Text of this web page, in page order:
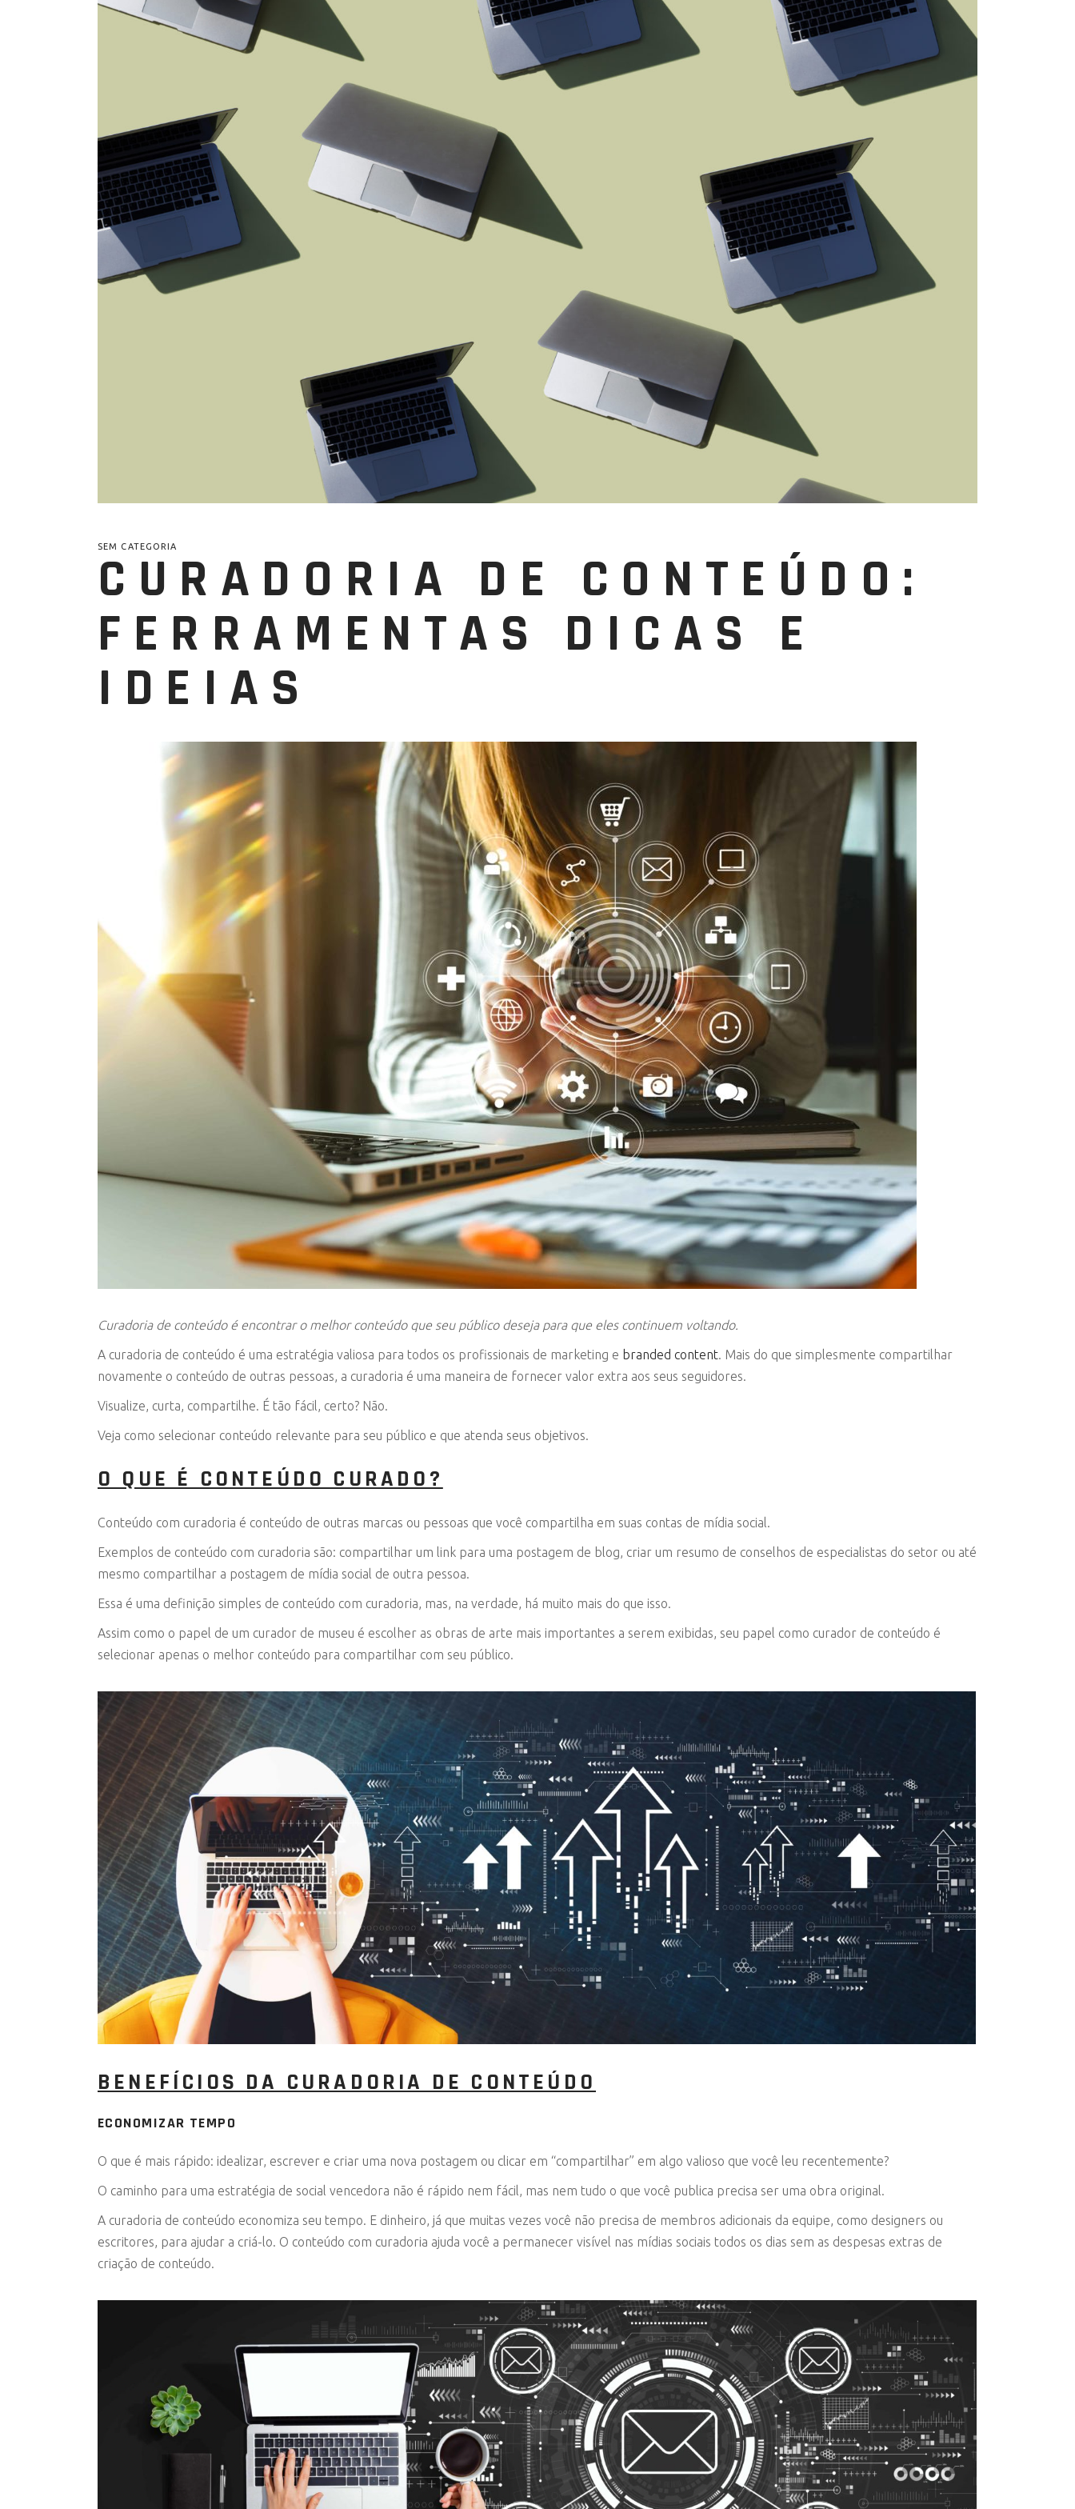
SEM CATEGORIA
CURADORIA DE CONTEÚDO:
FERRAMENTAS DICAS E
IDEIAS
Curadoria de conteúdo é encontrar o melhor conteúdo que seu público deseja para que eles continuem voltando.
A curadoria de conteúdo é uma estratégia valiosa para todos os profissionais de marketing e branded content. Mais do que simplesmente compartilhar
novamente o conteúdo de outras pessoas, a curadoria é uma maneira de fornecer valor extra aos seus seguidores.
Visualize, curta, compartilhe. É tão fácil, certo? Não.
Veja como selecionar conteúdo relevante para seu público e que atenda seus objetivos.
O QUE É CONTEÚDO CURADO?
Conteúdo com curadoria é conteúdo de outras marcas ou pessoas que você compartilha em suas contas de mídia social.
Exemplos de conteúdo com curadoria são: compartilhar um link para uma postagem de blog, criar um resumo de conselhos de especialistas do setor ou até
mesmo compartilhar a postagem de mídia social de outra pessoa.
Essa é uma definição simples de conteúdo com curadoria, mas, na verdade, há muito mais do que isso.
Assim como o papel de um curador de museu é escolher as obras de arte mais importantes a serem exibidas, seu papel como curador de conteúdo é
selecionar apenas o melhor conteúdo para compartilhar com seu público.
BENEFÍCIOS DA CURADORIA DE CONTEÚDO
ECONOMIZAR TEMPO
O que é mais rápido: idealizar, escrever e criar uma nova postagem ou clicar em “compartilhar” em algo valioso que você leu recentemente?
O caminho para uma estratégia de social vencedora não é rápido nem fácil, mas nem tudo o que você publica precisa ser uma obra original.
A curadoria de conteúdo economiza seu tempo. E dinheiro, já que muitas vezes você não precisa de membros adicionais da equipe, como designers ou
escritores, para ajudar a criá-lo. O conteúdo com curadoria ajuda você a permanecer visível nas mídias sociais todos os dias sem as despesas extras de
criação de conteúdo.